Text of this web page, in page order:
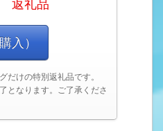
返礼品
入）
だけの特別返礼品です。
となります。ご了承くださ